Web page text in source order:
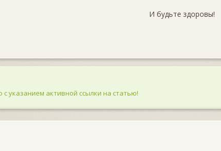
И будьте здоровы!
указанием активной ссылки на статью!